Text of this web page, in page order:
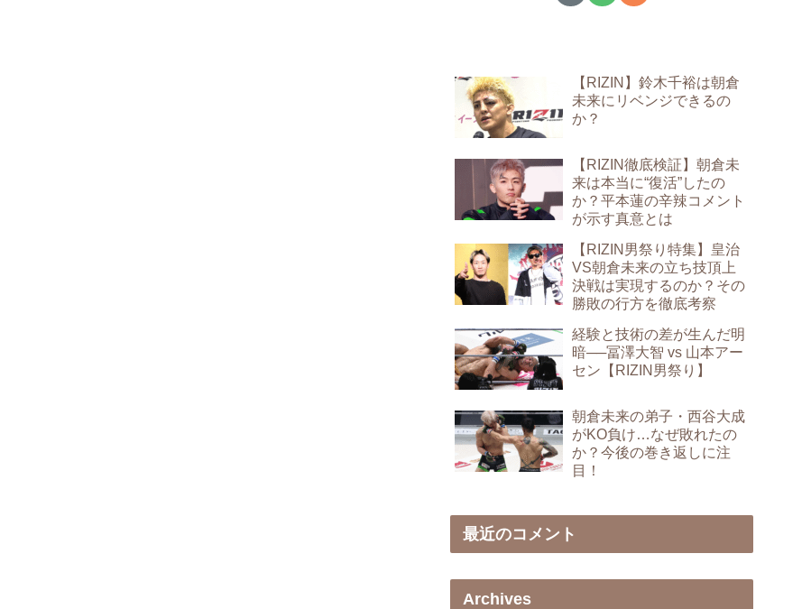
【RIZIN】鈴木千裕は朝倉
未来にリベンジできるの
か？
【RIZIN徹底検証】朝倉未
来は本当に“復活”したの
か？平本蓮の辛辣コメント
が示す真意とは
【RIZIN男祭り特集】皇治
VS朝倉未来の立ち技頂上
決戦は実現するのか？その
勝敗の行方を徹底考察
経験と技術の差が生んだ明
暗──冨澤大智 vs 山本アー
セン【RIZIN男祭り】
朝倉未来の弟子・西谷大成
がKO負け…なぜ敗れたの
か？今後の巻き返しに注
目！
最近のコメント
Archives